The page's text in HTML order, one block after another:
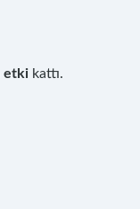
etki kattı.